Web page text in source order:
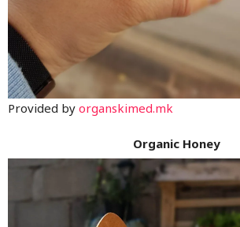
Provided by organskimed.mk
Organic Honey